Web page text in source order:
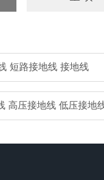
短路接地线 接地线
高压接地线 低压接地